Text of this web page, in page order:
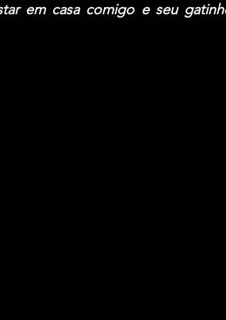
em casa comigo e seu